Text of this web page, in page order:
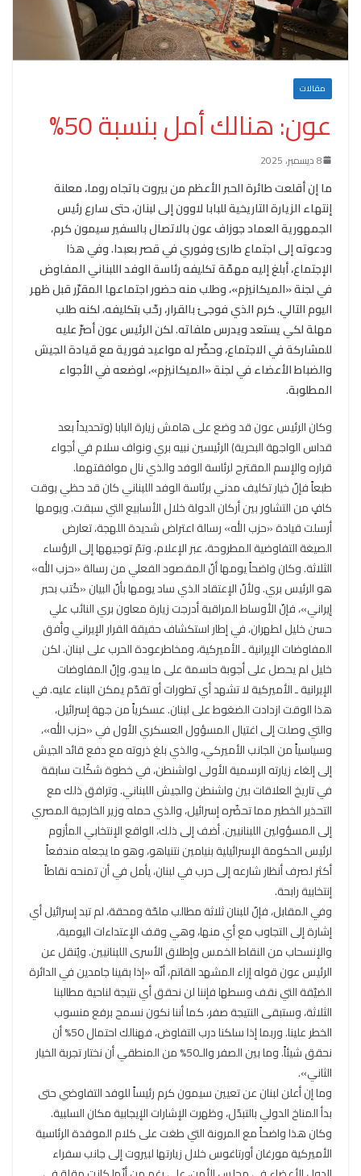
مقالات
عون: هنالك أمل بنسبة 50%
8 ديسمبر، 2025
ما إن أقلعت طائرة الحبر الأعظم من بيروت باتجاه روما، معلنة
إنتهاء الزيارة التاريخية للبابا لاوون إلى لبنان، حتى سارع رئيس
الجمهورية العماد جوزاف عون بالاتصال بالسفير سيمون كرم،
ودعوته إلى اجتماع طارئ وفوري في قصر بعبدا. وفي هذا
الإجتماع، أبلغ إليه مهمّة تكليفه رئاسة الوفد اللبناني المفاوض
في لجنة «الميكانيزم»، وطلب منه حضور اجتماعها المقرّر قبل ظهر
اليوم التالي. كرم الذي فوجئ بالقرار، رحّب بتكليفه، لكنه طلب
مهلة لكي يستعد ويدرس ملفاته. لكن الرئيس عون أصرّ عليه
للمشاركة في الاجتماع، وحضّر له مواعيد فورية مع قيادة الجيش
والضباط الأعضاء في لجنة «الميكانيزم»، لوضعه في الأجواء
المطلوبة.
وكان الرئيس عون قد وضع على هامش زيارة البابا (وتحديداً بعد
قداس الواجهة البحرية) الرئيسين نبيه بري ونواف سلام في أجواء
قراره والإسم المقترح لرئاسة الوفد والذي نال موافقتهما.
طبعاً فإنّ خيار تكليف مدني برئاسة الوفد اللبناني كان قد حظي بوقت
كافٍ من التشاور بين أركان الدولة خلال الأسابيع التي سبقت. ويومها
أرسلت قيادة «حزب الله» رسالة اعتراض شديدة اللهجة، تعارض
الصيغة التفاوضية المطروحة، عبر الإعلام، وتمّ توجيهها إلى الرؤساء
الثلاثة. وكان واضحاً يومها أنّ المقصود الفعلي من رسالة «حزب الله»
هو الرئيس بري. ولأنّ الإعتقاد الذي ساد يومها بأنّ البيان «كُتب بحبر
إيراني»، فإنّ الأوساط المراقبة أدرجت زيارة معاون بري النائب علي
حسن خليل لطهران، في إطار استكشاف حقيقة القرار الإيراني وأفق
المفاوضات الإيرانية ـ الأميركية، ومخاطرعودة الحرب على لبنان. لكن
خليل لم يحصل على أجوبة حاسمة على ما يبدو، وإنّ المفاوضات
الإيرانية ـ الأميركية لا تشهد أي تطورات أو تقدّم يمكن البناء عليه. في
هذا الوقت ازدادت الضغوط على لبنان. عسكرياً من جهة إسرائيل،
والتي وصلت إلى اغتيال المسؤول العسكري الأول في «حزب الله»،
وسياسياً من الجانب الأميركي، والذي بلغ ذروته مع دفع قائد الجيش
إلى إلغاء زيارته الرسمية الأولى لواشنطن، في خطوة شكّلت سابقة
في تاريخ العلاقات بين واشنطن والجيش اللبناني. وترافق ذلك مع
التحذير الخطير مما تحضّره إسرائيل، والذي حمله وزير الخارجية المصري
إلى المسؤولين اللبنانيين. أضف إلى ذلك، الواقع الإنتخابي المأزوم
لرئيس الحكومة الإسرائيلية بنيامين نتنياهو، وهو ما يجعله مندفعاً
أكثر لصرف أنظار شارعه إلى حرب في لبنان، يأمل في أن تمنحه نقاطاً
إنتخابية رابحة.
وفي المقابل، فإنّ للبنان ثلاثة مطالب ملحّة ومحقة، لم تبد إسرائيل أي
إشارة إلى التجاوب مع أي منها، وهي وقف الإعتداءات اليومية،
والإنسحاب من النقاط الخمس وإطلاق الأسرى اللبنانيين. ويُنقل عن
الرئيس عون قوله إزاء المشهد القاتم، أنّه «إذا بقينا جامدين في الدائرة
الضيّقة التي نقف وسطها فإننا لن نحقق أي نتيجة لناحية مطالبنا
الثلاثة، وستبقى النتيجة صفر، كما أننا نكون نسمح برفع منسوب
الخطر علينا. وربما إذا سلكنا درب التفاوض، فهنالك احتمال 50% أن
نحقق شيئاً. وما بين الصفر والـ50% من المنطقي أن نختار تجربة الخيار
الثاني».
وما إن أعلن لبنان عن تعيين سيمون كرم رئيساً للوفد التفاوضي حتى
بدأ المناخ الدولي بالتبدّل، وظهرت الإشارات الإيجابية مكان السلبية.
وكان هذا واضحاً مع المرونة التي طغت على كلام الموفدة الرئاسية
الأميركية مورغان أورتاغوس خلال زيارتها لبيروت إلى جانب سفراء